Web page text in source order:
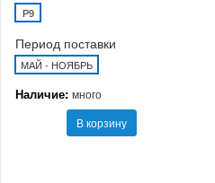
P9
Период поставки
МАЙ - НОЯБРЬ
Наличие: много
В корзину